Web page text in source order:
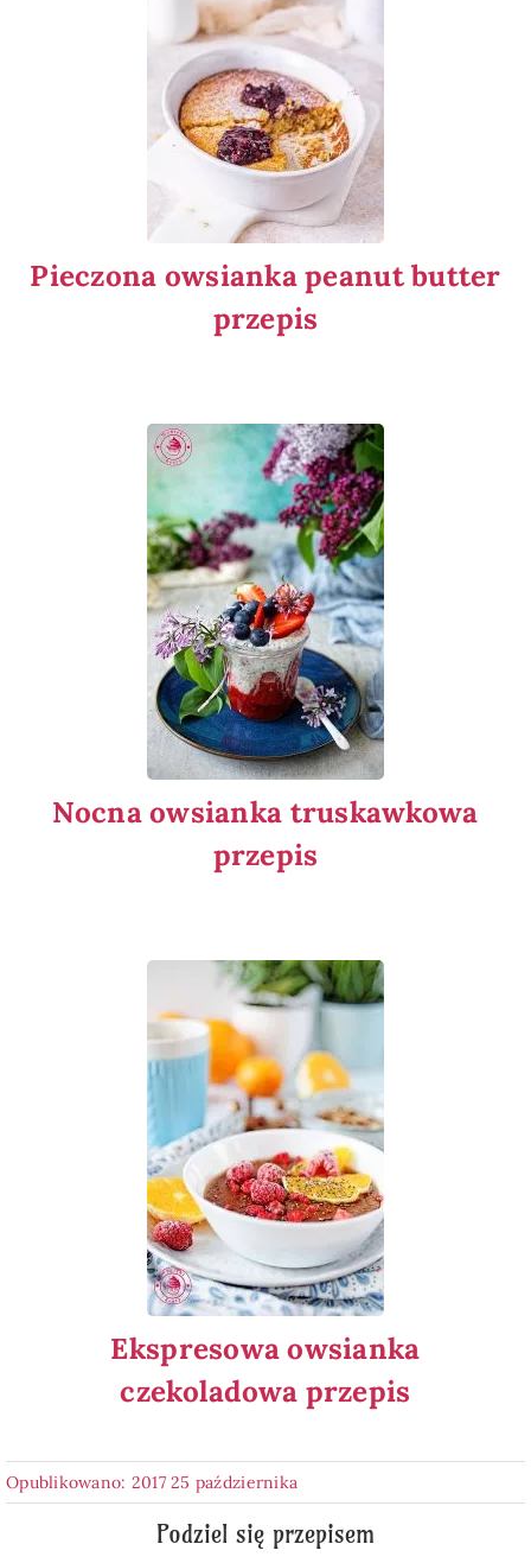
Pieczona owsianka peanut butter
przepis
Nocna owsianka truskawkowa
przepis
Ekspresowa owsianka
czekoladowa przepis
Opublikowano: 2017 25 października
Podziel się przepisem